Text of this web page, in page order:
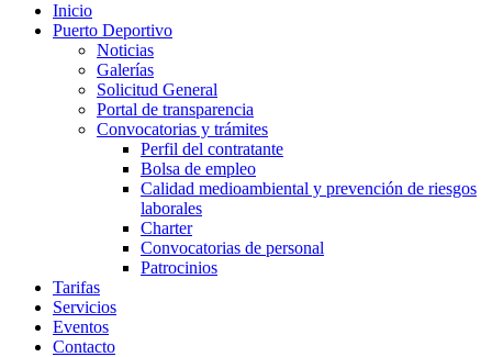
Inicio
Puerto Deportivo
Noticias
Galerías
Solicitud General
Portal de transparencia
Convocatorias y trámites
Perfil del contratante
Bolsa de empleo
Calidad medioambiental y prevención de riesgos
laborales
Charter
Convocatorias de personal
Patrocinios
Tarifas
Servicios
Eventos
Contacto